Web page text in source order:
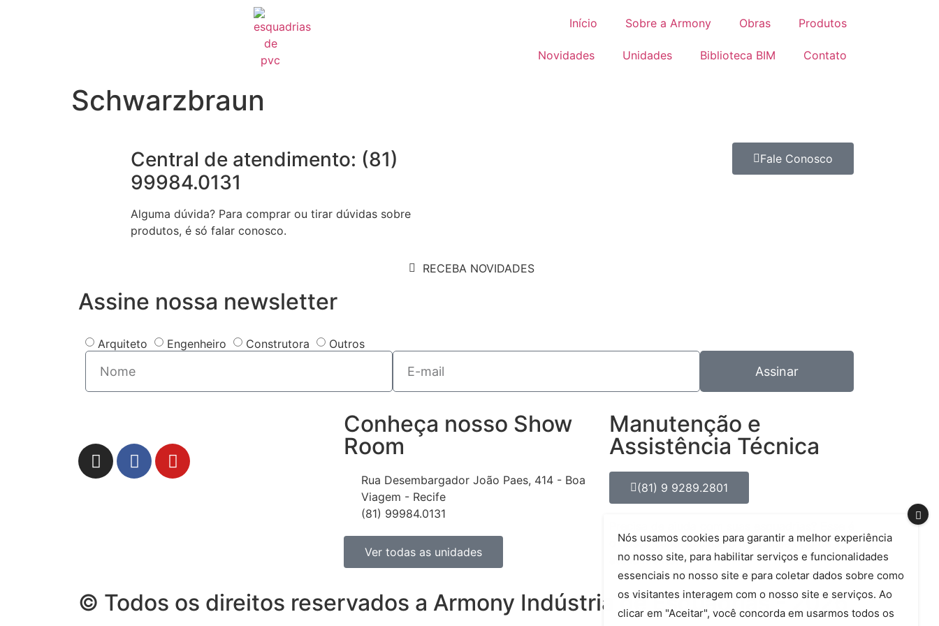
Início Sobre a Armony Obras Produtos
Novidades Unidades Biblioteca BIM Contato
Schwarzbraun
Central de atendimento: (81)
99984.0131
Alguma dúvida? Para comprar ou tirar dúvidas sobre
produtos, é só falar conosco.
Fale Conosco
RECEBA NOVIDADES
Assine nossa newsletter
Arquiteto Engenheiro Construtora Outros
Assinar
Conheça nosso Show
Room
Rua Desembargador João Paes, 414 - Boa
Viagem - Recife
(81) 99984.0131
Ver todas as unidades
Manutenção e
Assistência Técnica
(81) 9 9289.2801
o nosso canal exclusivo para esse tipo de
atendimento.
© Todos os direitos reservados a Armony Indústria de Esquadrias - 2026
Nós usamos cookies para garantir a melhor experiência
no nosso site, para habilitar serviços e funcionalidades
essenciais no nosso site e para coletar dados sobre como
os visitantes interagem com o nosso site e serviços. Ao
clicar em "Aceitar", você concorda em usarmos todos os